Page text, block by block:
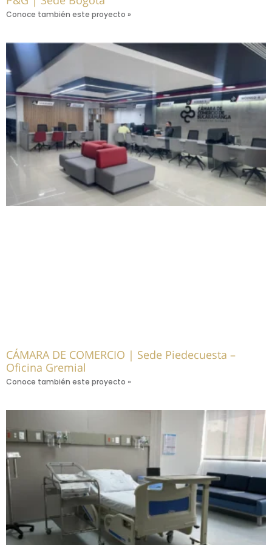
Conoce también este proyecto »
CÁMARA DE COMERCIO | Sede Piedecuesta –
Oficina Gremial
Conoce también este proyecto »